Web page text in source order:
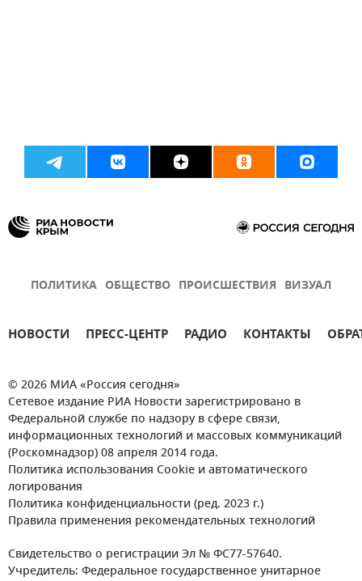
ПОЛИТИКА ОБЩЕСТВО ПРОИСШЕСТВИЯ ВИЗУАЛ
НОВОСТИ ПРЕСС-ЦЕНТР РАДИО КОНТАКТЫ
© 2026 МИА «Россия сегодня»
Сетевое издание РИА Новости зарегистрировано в
Федеральной службе по надзору в сфере связи,
информационных технологий и массовых коммуникаций
(Роскомнадзор) 08 апреля 2014 года.
Политика использования Cookie и автоматического
логирования
Политика конфиденциальности (ред. 2023 г.)
Правила применения рекомендательных технологий
Свидетельство о регистрации Эл № ФС77-57640.
Учредитель: Федеральное государственное унитарное